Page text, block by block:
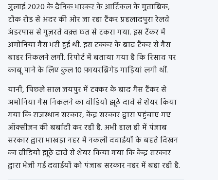
जुलाई 2020 केदैनिक भास्कर के आर्टिकलके मुताबिक,
टोंक रोड से अंदर की ओर जा रहा टैंकर प्रहलादपुरा रेलवे
अंडरपास से गुज़रते वक़्त छत से टकरा गया. इस टैंकर में
अमोनिया गैस भरी हुई थी. इस टक्कर के बाद टैंकर से गैस
बाहर निकलने लगी. रिपोर्ट में बताया गया है कि रिसाव पर
काबू पाने के लिए कुल 10 फ़ायरब्रिगेड गाड़ियां लगी थीं.
यानी, पिछले साल जयपुर में टक्कर के बाद गैस टैंकर से
अमोनिया गैस निकलने का वीडियो झूठे दावे से शेयर किया
गया कि राजस्थान सरकार, केंद्र सरकार द्वारा पहुंचाए गए
ऑक्सीजन की बर्बादी कर रही है. अभी हाल ही में पंजाब
सरकार द्वारा भाखड़ा नहर में नकली दवाईयों के बहते दिखन
का वीडियो झूठे दावे से शेयर किया गया कि केंद्र सरकार
द्वारा भेजी गई दवाईयों को पंजाब सरकार नहर में बहा रही है.